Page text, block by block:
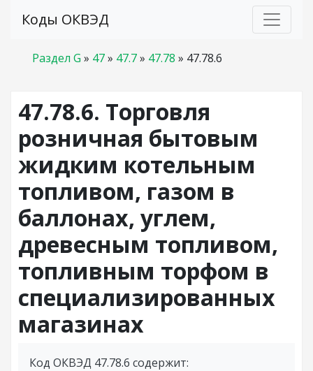
Коды ОКВЭД
Раздел G » 47» 47.7» 47.78 » 47.78.6
47.78.6. Торговля
розничная бытовым
жидким котельным
топливом, газом в
баллонах, углем,
древесным топливом,
топливным торфом в
специализированных
магазинах
Код ОКВЭД 47.78.6 содержит: